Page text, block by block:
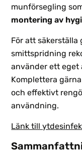
munförsegling
montering av
För att säkerställa
smittspridning
använder ett eget
Komplettera
och effektivt
användning.
Länk till